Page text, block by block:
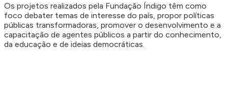
Os projetos realizados pela Fundação Índigo têm como
foco debater temas de interesse do país, propor políticas
públicas transformadoras, promover o desenvolvimento e a
capacitação de agentes públicos a partir do conhecimento,
da educação e de ideias democráticas.